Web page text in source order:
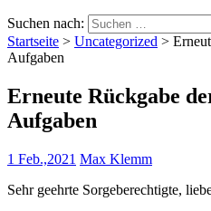
Suchen nach:
Startseite > Uncategorized >
Aufgaben
Erneute Rückgabe
Aufgaben
1 Feb.,2021 Max Klemm
Sehr geehrte Sorgeberechtigte,